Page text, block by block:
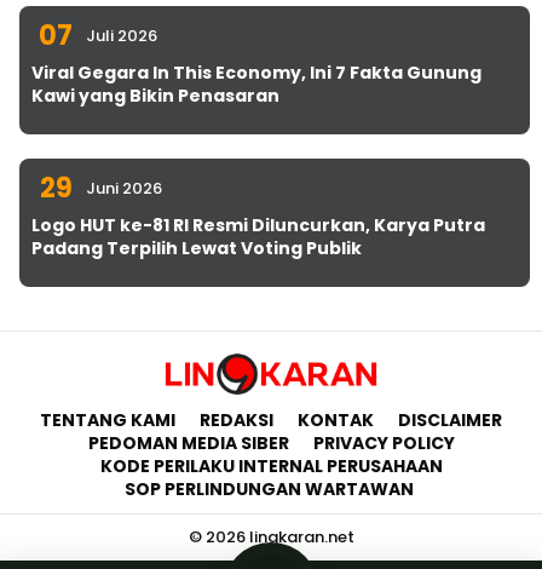
07 Juli 2026
Viral Gegara In This Economy, Ini 7 Fakta Gunung
Kawi yang Bikin Penasaran
29 Juni 2026
Logo HUT ke-81 RI Resmi Diluncurkan, Karya Putra
Padang Terpilih Lewat Voting Publik
TENTANG KAMI REDAKSI KONTAK
DISCLAIMER
PEDOMAN MEDIA SIBER
PRIVACY POLICY
KODE PERILAKU INTERNAL PERUSAHAAN
SOP PERLINDUNGAN WARTAWAN
© 2026 lingkaran.net